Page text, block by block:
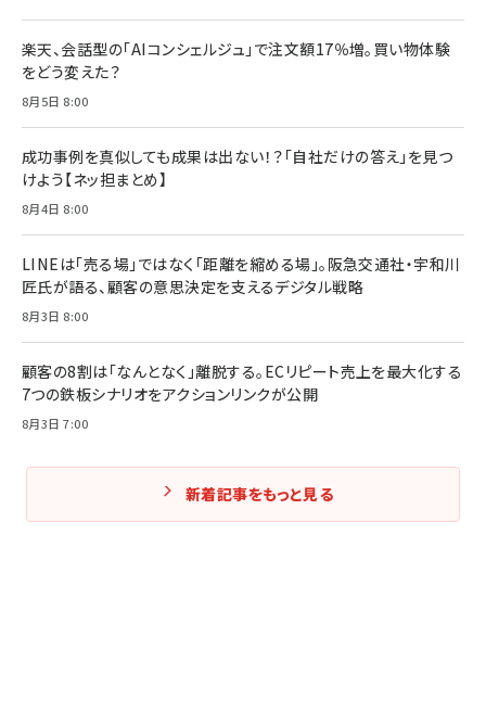
る時代の成長戦略
￥2,420
￥2,200
ママ投資家が育休中に１億貯めた株式投資
組織の成果を最大化する ルールのデザイン
￥1,980
Amazonランキングをもっと見る
楽天、会話型の「AIコンシェルジュ」で注文額17％増。買い物体験
をどう変えた？
8月5日 8:00
成功事例を真似しても成果は出ない！？「自社だけの答え」を見つ
けよう【ネッ担まとめ】
8月4日 8:00
LINEは「売る場」ではなく「距離を縮める場」。阪急交通社・宇和川
匠氏が語る、顧客の意思決定を支えるデジタル戦略
8月3日 8:00
顧客の8割は「なんとなく」離脱する。ECリピート売上を最大化する
7つの鉄板シナリオをアクションリンクが公開
8月3日 7:00
新着記事をもっと見る